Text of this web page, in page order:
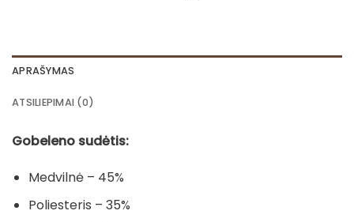
APRAŠYMAS
ATSILIEPIMAI (0)
Gobeleno sudėtis:
Medvilnė – 45%
Poliesteris – 35%